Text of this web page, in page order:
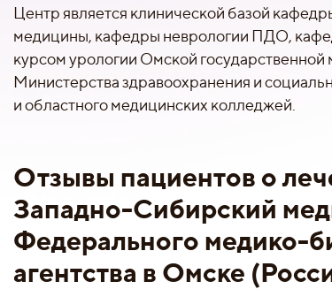
Центр является клинической базой
медицины, кафедры неврологии ПДО,
курсом урологии Омской
Министерства здравоохранения и
и областного медицинских колледжей.
Отзывы пациентов о
Западно-Сибирский
Федерального медико-
агентства в Омске